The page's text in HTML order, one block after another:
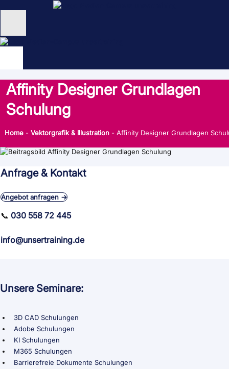
Inhalt
Unternehmen
NEU: KI Schulungen
unsertraining Blog
Affinity Designer Grundlagen
Schulung
Home - Vektorgrafik & Illustration - Affinity Designer Grundlagen
Anfrage & Kontakt
Angebot anfragen →
📞 030 558 72 445
info@unsertraining.de
Unsere Seminare:
3D CAD Schulungen
Adobe Schulungen
KI Schulungen
M365 Schulungen
Barrierefreie Dokumente Schulungen